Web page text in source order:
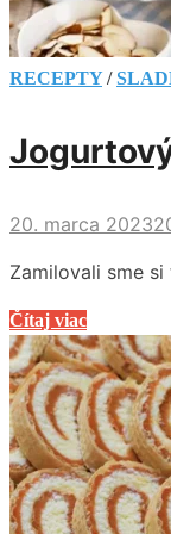
RECEPTY/
20. marca 2023
Zamilovali sme
Jogurtový
dezert
s
višňami
poteší
deti
aj
dospelých
Čítaj viac